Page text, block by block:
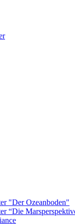
"Der Ozeanboden"
“Die